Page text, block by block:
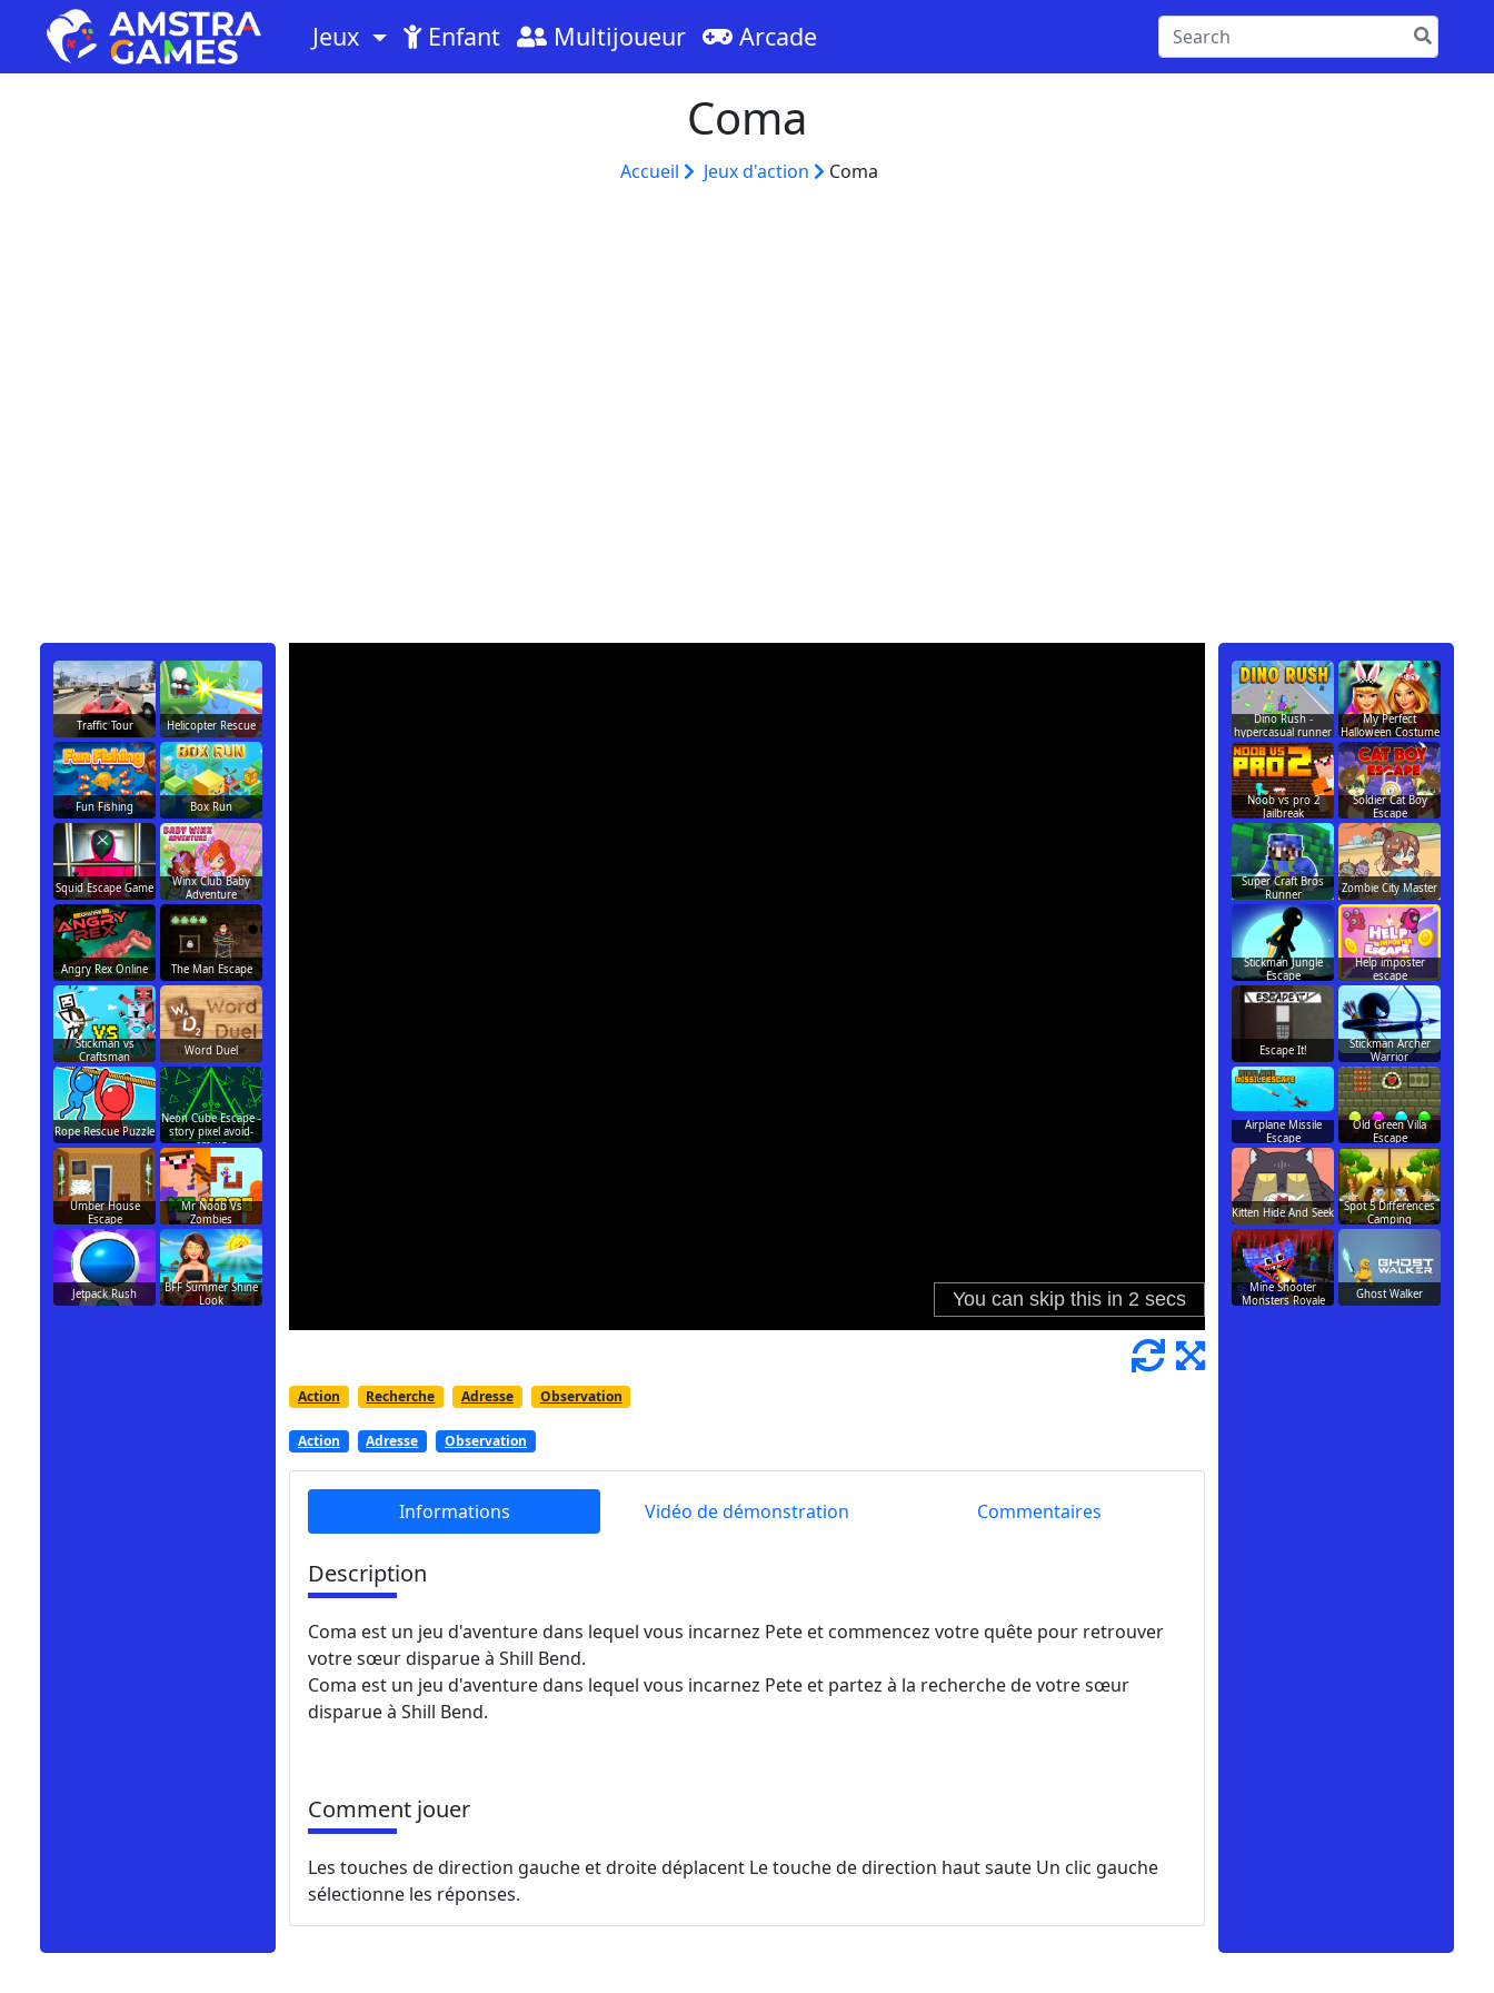
Jeux Enfant Multijoueur Arcade
Coma
Accueil Jeux d'action Coma
Action Recherche Adresse Observation
Action Adresse Observation
Informations Vidéo de démonstration Commentaires
Description
Coma est un jeu d'aventure dans lequel vous incarnez Pete et commencez votre quête pour retrouver
votre sœur disparue à Shill Bend.
Coma est un jeu d'aventure dans lequel vous incarnez Pete et partez à la recherche de votre sœur
disparue à Shill Bend.
Comment jouer
Les touches de direction gauche et droite déplacent Le touche de direction haut saute Un clic gauche
sélectionne les réponses.
Traffic Tour Helicopter Rescue
Fun Fishing Box Run
Squid Escape Game
Winx Club Baby
Adventure
Angry Rex Online The Man Escape
Stickman vs
Craftsman
Word Duel
Rope Rescue Puzzle
Neon Cube Escape -
story pixel avoid-
em-up
Umber House
Escape
Mr Noob Vs
Zombies
Jetpack Rush
BFF Summer Shine
Look
Dino Rush -
hypercasual runner
My Perfect
Halloween Costume
Noob vs pro 2
Jailbreak
Soldier Cat Boy
Escape
Super Craft Bros
Runner
Zombie City Master
Stickman Jungle
Escape
Help imposter
escape
Escape It!
Stickman Archer
Warrior
Airplane Missile
Escape
Old Green Villa
Escape
Kitten Hide And Seek
Spot 5 Differences
Camping
Mine Shooter
Monsters Royale
Ghost Walker